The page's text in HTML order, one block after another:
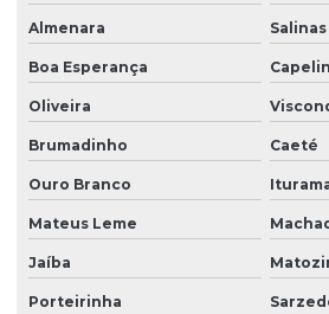
Almenara Salinas
Boa Esperança
Oliveira
Brumadinho Caeté
Ouro Branco
Mateus Leme
Jaíba
Porteirinha